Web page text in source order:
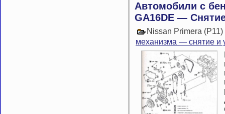
Автомобили с
GA16DE —
Nissan Primera
механизма — снятие и